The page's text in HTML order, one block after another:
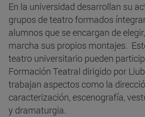
En la universidad desarrollan su
grupos de teatro formados
alumnos que se encargan de
marcha sus propios montajes.
teatro universitario pueden
Formación Teatral dirigido por
trabajan aspectos como la
caracterización, escenografía,
y dramaturgia.